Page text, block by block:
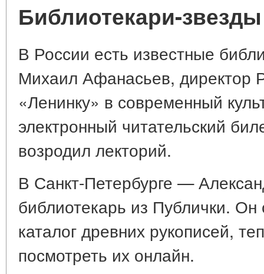
Библиотекари-звезды
В России есть известные
Михаил Афанасьев, директор
«Ленинку» в современный
электронный читательский
возродил лекторий.
В Санкт-Петербурге —
библиотекарь из Публички.
каталог древних рукописей,
посмотреть их онлайн.